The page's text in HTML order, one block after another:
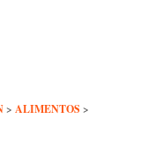
> ALIMENTOS >